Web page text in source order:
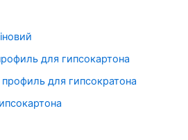
для гипсокартона
для гипсократона